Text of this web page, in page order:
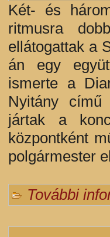
Két- és
ritmusra
ellátogattak a
án egy
ismerte a
Nyitány című
jártak a
központként
polgármester
További